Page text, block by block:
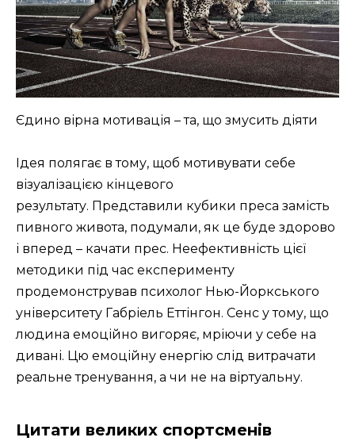
Єдино вірна мотивація – та, що змусить діяти
Ідея полягає в тому, щоб мотивувати себе
візуалізацією кінцевого
результату. Представили кубики преса замість
пивного живота, подумали, як це буде здорово
і вперед – качати прес. Неефективність цієї
методики під час експерименту
продемонстрував психолог Нью-Йоркського
університету Габріель Еттінгон. Сенс у тому, що
людина емоційно вигоряє, мріючи у себе на
дивані. Цю емоційну енергію слід витрачати
реальне тренування, а чи не на віртуальну.
Цитати великих спортсменів